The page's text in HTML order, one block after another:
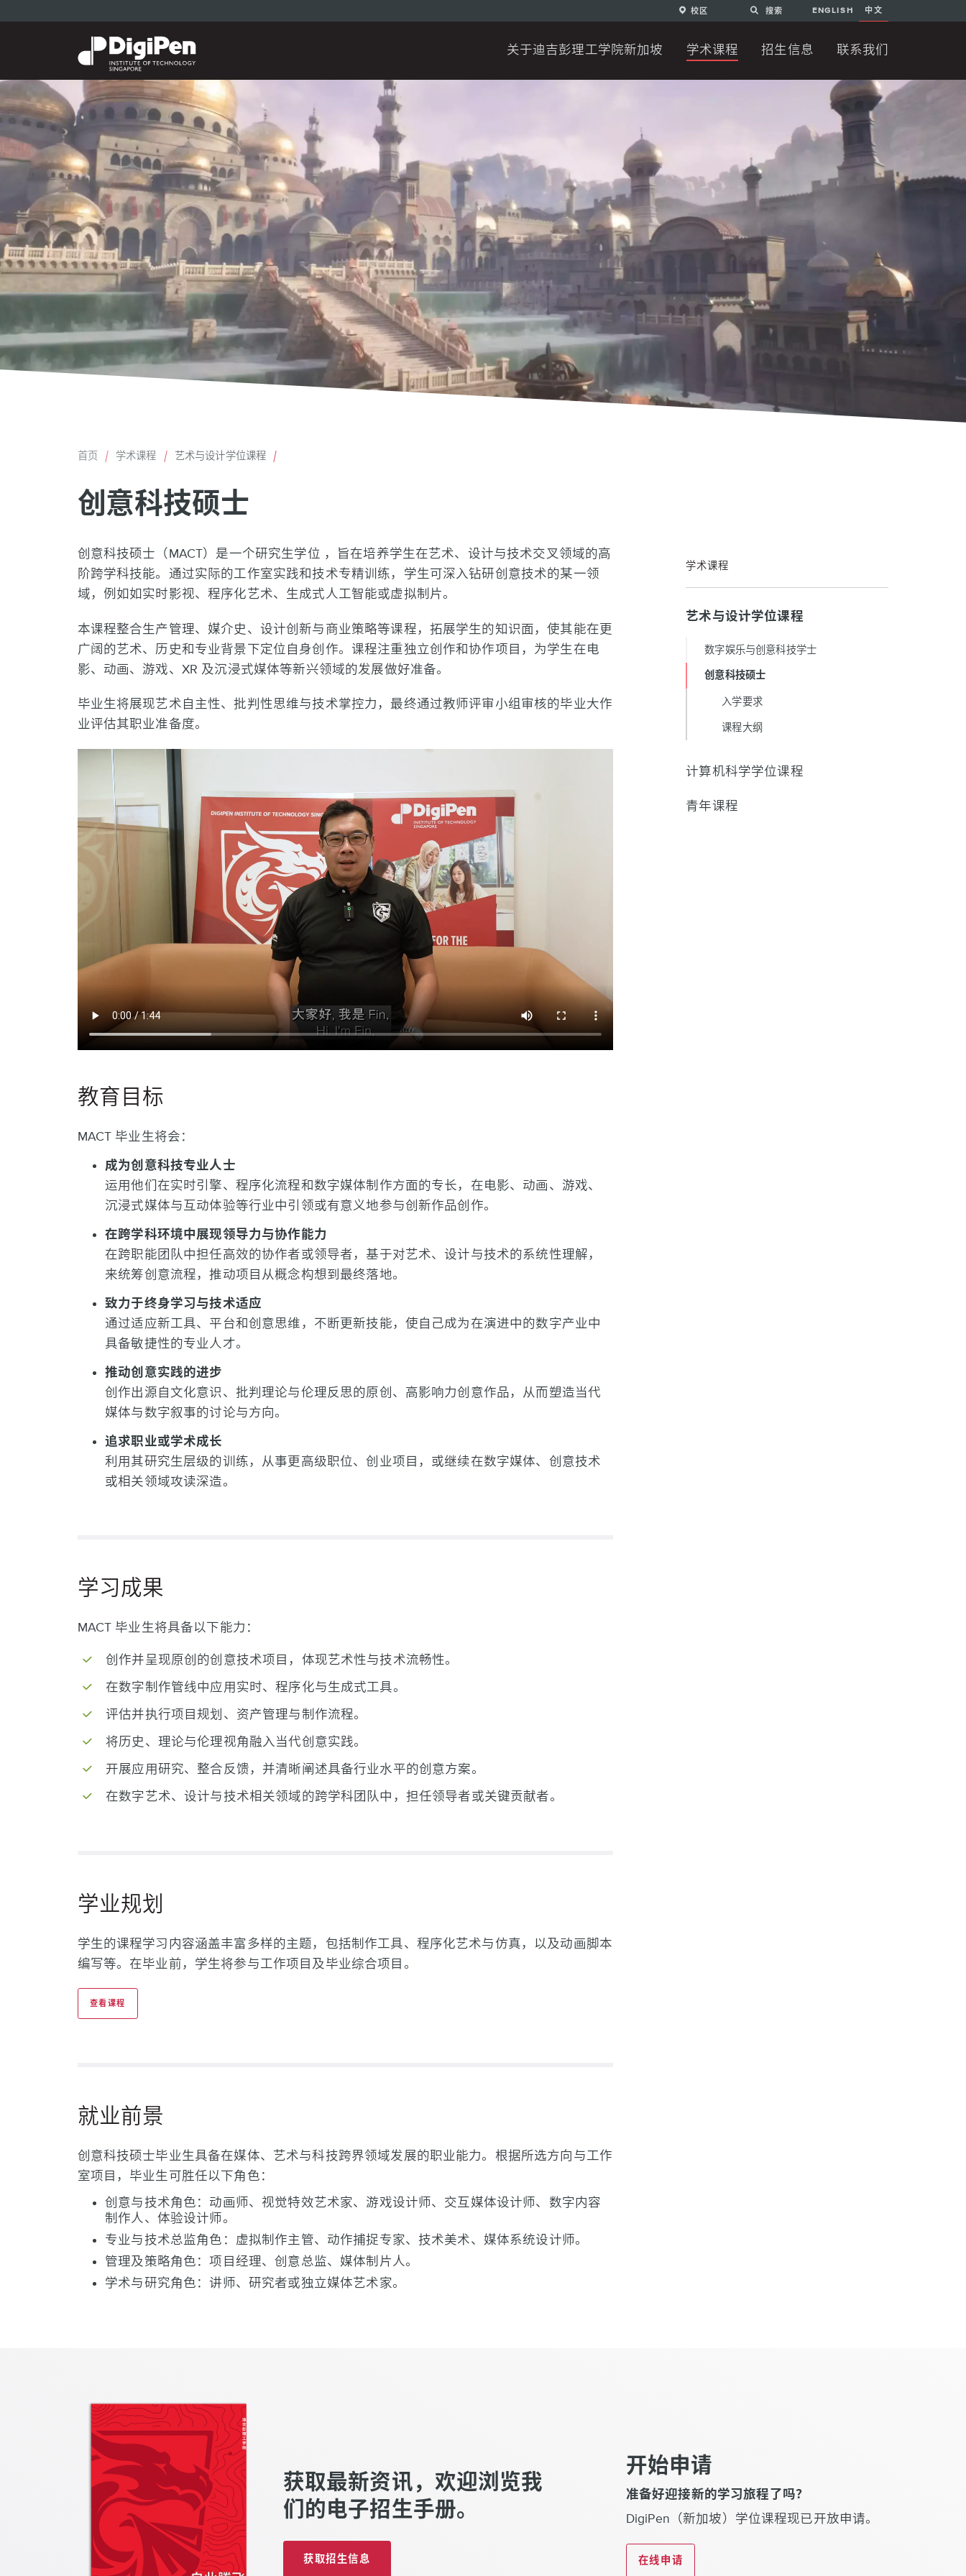
转
内
校区 搜索 ENGLISH 中文
关于迪吉彭理工学院新加坡 学术课程 招生信息 联系我们
包
首页 学术课程 艺术与设计学位课程
创意科技硕士
学术课程
艺术与设计学位课程
数字娱乐与创意科技学士
创意科技硕士
入学要求
课程大纲
计算机科学学位课程
青年课程
Back
to
top
创意科技硕士（MACT）是一个研究生学位 ，旨在培养学生在艺术、设计与技术交叉领域的高
阶跨学科技能。通过实际的工作室实践和技术专精训练，学生可深入钻研创意技术的某一领
域，例如如实时影视、程序化艺术、生成式人工智能或虚拟制片。
本课程整合生产管理、媒介史、设计创新与商业策略等课程，拓展学生的知识面，使其能在更
广阔的艺术、历史和专业背景下定位自身创作。课程注重独立创作和协作项目，为学生在电
影、动画、游戏、XR 及沉浸式媒体等新兴领域的发展做好准备。
毕业生将展现艺术自主性、批判性思维与技术掌控力，最终通过教师评审小组审核的毕业大作
业评估其职业准备度。
教育目标
MACT 毕业生将会：
成为创意科技专业人士
运用他们在实时引擎、程序化流程和数字媒体制作方面的专长，在电影、动画、游戏、
沉浸式媒体与互动体验等行业中引领或有意义地参与创新作品创作。
在跨学科环境中展现领导力与协作能力
在跨职能团队中担任高效的协作者或领导者，基于对艺术、设计与技术的系统性理解，
来统筹创意流程，推动项目从概念构想到最终落地。
致力于终身学习与技术适应
通过适应新工具、平台和创意思维，不断更新技能，使自己成为在演进中的数字产业中
具备敏捷性的专业人才。
推动创意实践的进步
创作出源自文化意识、批判理论与伦理反思的原创、高影响力创意作品，从而塑造当代
媒体与数字叙事的讨论与方向。
追求职业或学术成长
利用其研究生层级的训练，从事更高级职位、创业项目，或继续在数字媒体、创意技术
或相关领域攻读深造。
学习成果
MACT 毕业生将具备以下能力：
创作并呈现原创的创意技术项目，体现艺术性与技术流畅性。
在数字制作管线中应用实时、程序化与生成式工具。
评估并执行项目规划、资产管理与制作流程。
将历史、理论与伦理视角融入当代创意实践。
开展应用研究、整合反馈，并清晰阐述具备行业水平的创意方案。
在数字艺术、设计与技术相关领域的跨学科团队中，担任领导者或关键贡献者。
学业规划
学生的课程学习内容涵盖丰富多样的主题，包括制作工具、程序化艺术与仿真，以及动画脚本
编写等。在毕业前，学生将参与工作项目及毕业综合项目。
查看课程
就业前景
创意科技硕士毕业生具备在媒体、艺术与科技跨界领域发展的职业能力。根据所选方向与工作
室项目，毕业生可胜任以下角色：
创意与技术角色：动画师、视觉特效艺术家、游戏设计师、交互媒体设计师、数字内容
制作人、体验设计师。
专业与技术总监角色：虚拟制作主管、动作捕捉专家、技术美术、媒体系统设计师。
管理及策略角色：项目经理、创意总监、媒体制片人。
学术与研究角色：讲师、研究者或独立媒体艺术家。
获取最新资讯，欢迎浏览我
们的电子招生手册。
获取招生信息
开始申请
准备好迎接新的学习旅程了吗？
DigiPen（新加坡）学位课程现已开放申请。
在线申请